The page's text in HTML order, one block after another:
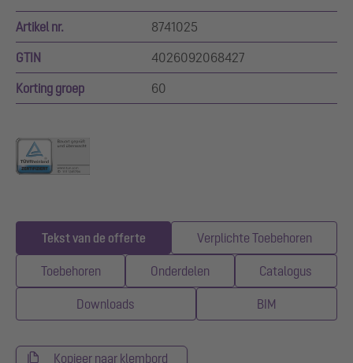
Artikel nr. 8741025
GTIN 4026092068427
Korting groep 60
Tekst van de offerte Verplichte Toebehoren
Toebehoren Onderdelen Catalogus
Downloads BIM
Kopieer naar klembord